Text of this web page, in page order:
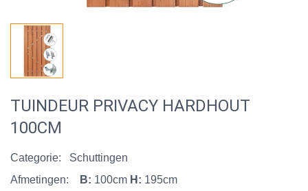
TUINDEUR PRIVACY HARDHOUT
100CM
Categorie:
Schuttingen
Afmetingen:
B: 100cm H: 195cm